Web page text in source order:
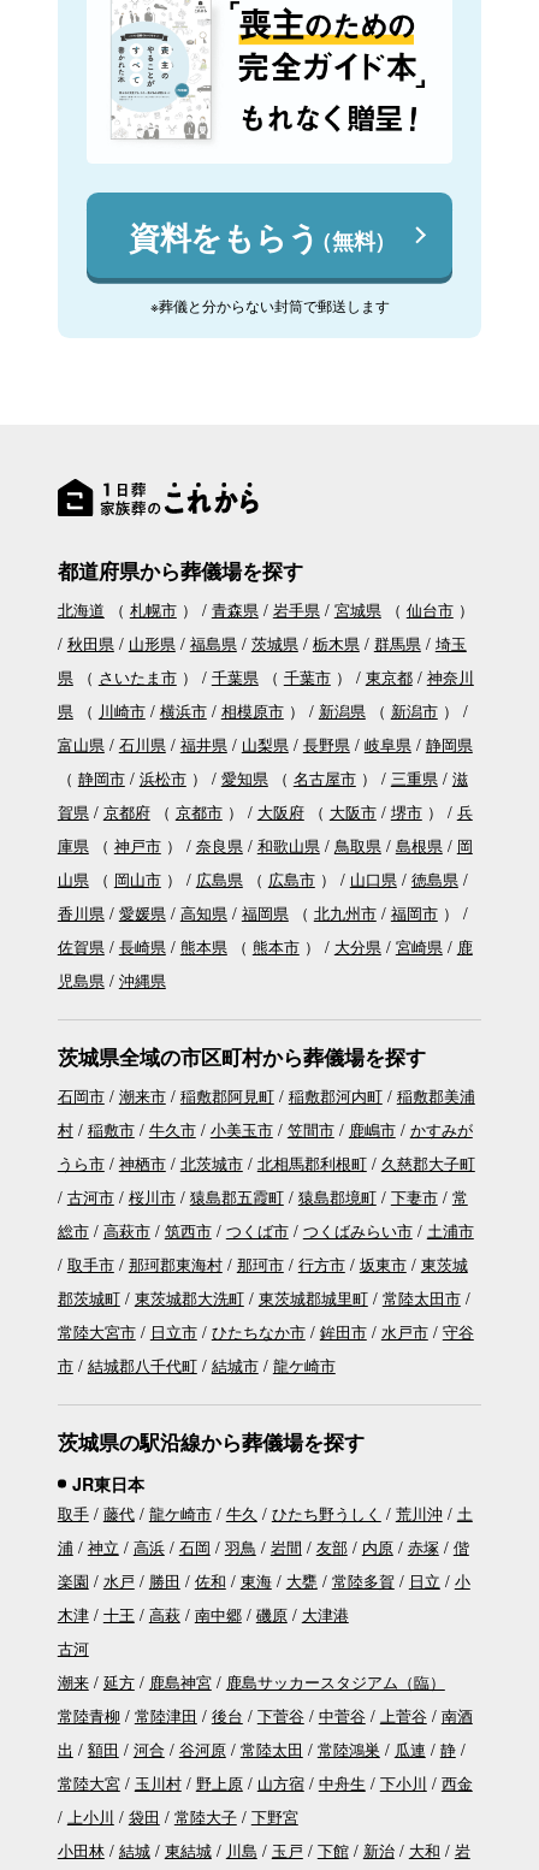
資料をもらう（無料）
※葬儀と分からない封筒で郵送します
都道府県から葬儀場を探す
北海道 （ 札幌市） 青森県 岩手県 宮城県（ 仙台市）
秋田県
山形県 福島県 茨城県 栃木県 群馬県
埼玉
県（ さいたま市） 千葉県（ 千葉市） 東京都
神奈川
県（ 川崎市 横浜市 相模原市） 新潟県（ 新潟市）
富山県
石川県 福井県 山梨県 長野県 岐阜県
静岡県
（ 静岡市 浜松市） 愛知県（ 名古屋市） 三重県
滋
賀県
京都府（ 京都市） 大阪府（ 大阪市 堺市）
兵
庫県（ 神戸市） 奈良県 和歌山県 鳥取県 島根県
岡
山県（ 岡山市） 広島県（ 広島市） 山口県
徳島県
香川県
愛媛県 高知県 福岡県（ 北九州市 福岡市）
佐賀県
長崎県 熊本県（ 熊本市） 大分県 宮崎県
鹿
児島県
沖縄県
茨城県全域の市区町村から葬儀場を探す
石岡市 潮来市 稲敷郡阿見町 稲敷郡河内町
稲敷郡美浦
村
稲敷市 牛久市 小美玉市 笠間市 鹿嶋市
かすみが
うら市
神栖市 北茨城市 北相馬郡利根町
久慈郡大子町
古河市
桜川市 猿島郡五霞町 猿島郡境町 下妻市
常
総市
高萩市 筑西市 つくば市 つくばみらい市
土浦市
取手市
那珂郡東海村 那珂市 行方市 坂東市
東茨城
郡茨城町
東茨城郡大洗町 東茨城郡城里町
常陸太田市
常陸大宮市
日立市 ひたちなか市 鉾田市 水戸市
守谷
市
結城郡八千代町 結城市 龍ケ崎市
茨城県の駅沿線から葬儀場を探す
JR東日本
取手 藤代 龍ケ崎市 牛久 ひたち野うしく 荒川沖
土
浦
神立 高浜 石岡 羽鳥 岩間 友部 内原 赤塚
偕
楽園
水戸 勝田 佐和 東海 大甕 常陸多賀 日立
小
木津
十王 高萩 南中郷 磯原
大津港
古河
潮来
延方 鹿島神宮
鹿島サッカースタジアム（臨）
常陸青柳
常陸津田 後台 下菅谷 中菅谷 上菅谷
南酒
出
額田 河合 谷河原 常陸太田 常陸鴻巣 瓜連
静
常陸大宮
玉川村 野上原 山方宿 中舟生 下小川
西金
上小川
袋田 常陸大子
下野宮
小田林
結城 東結城 川島 玉戸 下館 新治 大和
岩